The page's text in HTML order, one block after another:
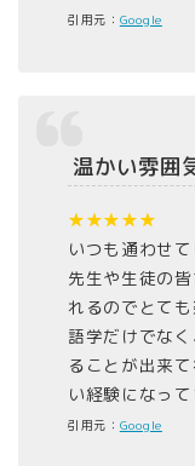
引用元： Google
温かい雰囲
★★★★★
いつも通わせ
先生や生徒の
れるのでとても
語学だけでな
ることが出来
い経験になって
引用元： Google